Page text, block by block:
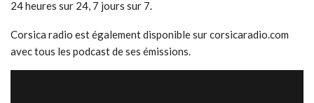
24 heures sur 24, 7 jours sur 7.
Corsica radio est également disponible sur corsicaradio.com
avec tous les podcast de ses émissions.